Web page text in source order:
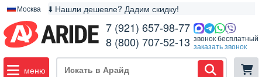
Москва ⬇️ Нашли дешевле? Дадим скидку!
7 (921) 657-98-77
8 (800) 707-52-13 звонок бесплатный
заказать звонок
меню